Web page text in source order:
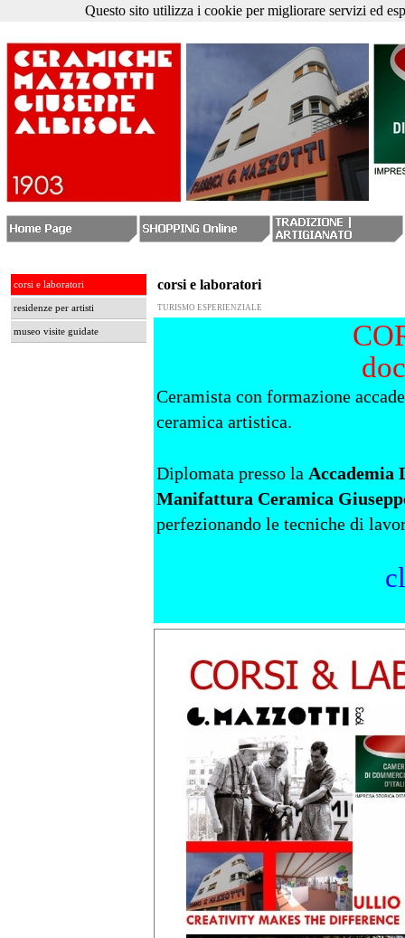
corsi e laboratori
residenze per artisti
museo visite guidate
corsi e laboratori
TURISMO ESPERIENZIALE
Ceramista con formazione
ceramica artistica.
Diplomata presso la Accademia
Manifattura Ceramica
perfezionando le tecniche di
Questo sito utilizza i cookie per migliorare servizi ed